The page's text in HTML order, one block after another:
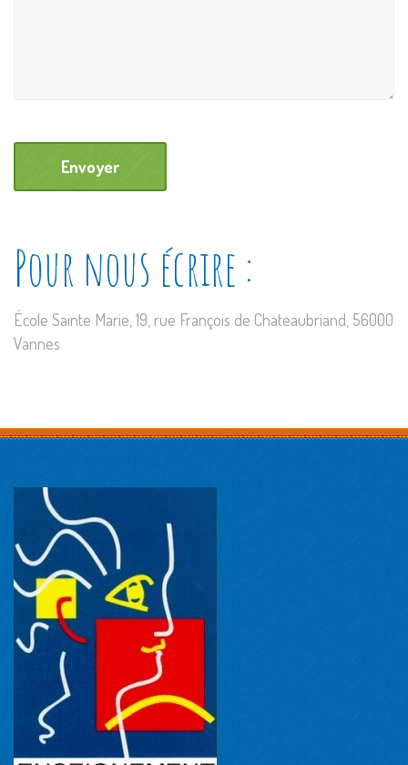
Pour nous écrire :
École Sainte Marie, 19, rue François de Chateaubriand, 56000
Vannes